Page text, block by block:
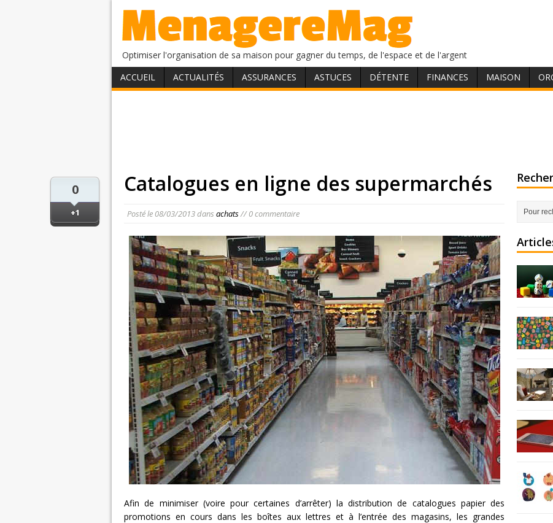
Optimiser l'organisation de sa maison pour gagner du temps, de l'espace et de l'argent
ACCUEIL
ACTUALITÉS ASSURANCES ASTUCES DÉTENTE FINANCES MAISON
0
+1
Catalogues en ligne des supermarchés
Posté le 08/03/2013dans achats// 0 commentaire
Afin de minimiser (voire pour certaines d’arrêter) la distribution de catalogues papier des
promotions en cours dans les boîtes aux lettres et à l’entrée des magasins, les grandes